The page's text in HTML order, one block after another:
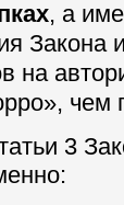
, а
Закона
на
чем
3